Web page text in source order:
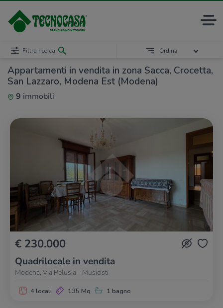
Appartamenti in vendita in zona Sacca, Crocetta,
San Lazzaro, Modena Est (Modena)
9 immobili
Filtra ricerca Ordina
€ 230.000
Quadrilocale in vendita
Modena, Via Pelusia - Musicisti
4 locali 135 Mq 1 bagno